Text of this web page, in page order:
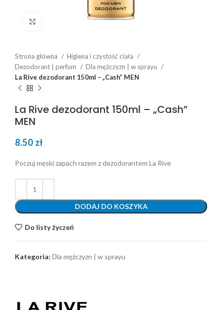
Click to enlarge
Strona główna
Higiena i czystość ciała
Dezodorant | perfum
Dla mężczyzn | w sprayu
La Rive dezodorant 150ml – „Cash” MEN
La Rive dezodorant 150ml – „Cash”
MEN
8.50 zł
Poczuj męski zapach razem z dezodorantem La Rive
DODAJ DO KOSZYKA
Do listy życzeń
Kategoria: Dla mężczyzn | w sprayu